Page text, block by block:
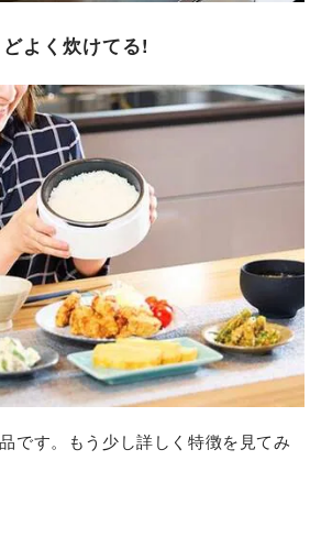
よく炊けてる!
です。もう少し詳しく特徴を見てみ